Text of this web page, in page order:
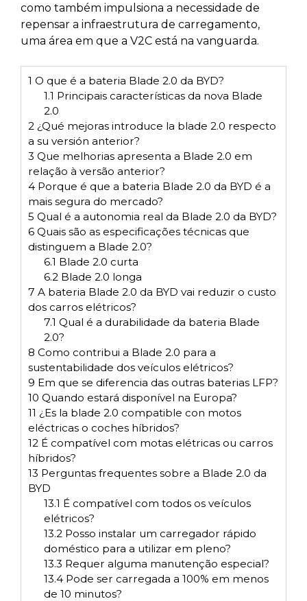
como também impulsiona a necessidade de
repensar a infraestrutura de carregamento,
uma área em que a V2C está na vanguarda.
1 O que é a bateria Blade 2.0 da BYD?
1.1 Principais características da nova Blade
2.0
2 ¿Qué mejoras introduce la blade 2.0 respecto
a su versión anterior?
3 Que melhorias apresenta a Blade 2.0 em
relação à versão anterior?
4 Porque é que a bateria Blade 2.0 da BYD é a
mais segura do mercado?
5 Qual é a autonomia real da Blade 2.0 da BYD?
6 Quais são as especificações técnicas que
distinguem a Blade 2.0?
6.1 Blade 2.0 curta
6.2Blade 2.0 longa
7 A bateria Blade 2.0 da BYD vai reduzir o custo
dos carros elétricos?
7.1 Qual é a durabilidade da bateria Blade
2.0?
8 Como contribui a Blade 2.0 para a
sustentabilidade dos veículos elétricos?
9 Em que se diferencia das outras baterias LFP?
10 Quando estará disponível na Europa?
11 ¿Es la blade 2.0 compatible con motos
eléctricas o coches híbridos?
12 É compatível com motas elétricas ou carros
híbridos?
13 Perguntas frequentes sobre a Blade 2.0 da
BYD
13.1 É compatível com todos os veículos
elétricos?
13.2Posso instalar um carregador rápido
doméstico para a utilizar em pleno?
13.3 Requer alguma manutenção especial?
13.4Pode ser carregada a 100% em menos
de 10 minutos?